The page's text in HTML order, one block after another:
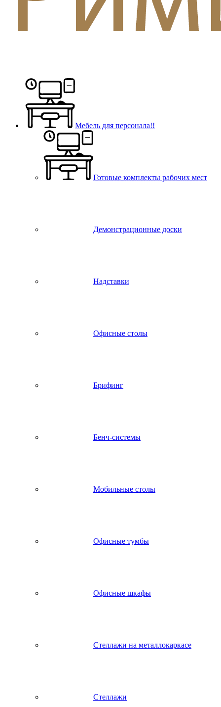
Мебель для персонала!!
Готовые комплекты рабочих мест
Демонстрационные доски
Надставки
Офисные столы
Брифинг
Бенч-системы
Мобильные столы
Офисные тумбы
Офисные шкафы
Стеллажи на металлокаркасе
Стеллажи